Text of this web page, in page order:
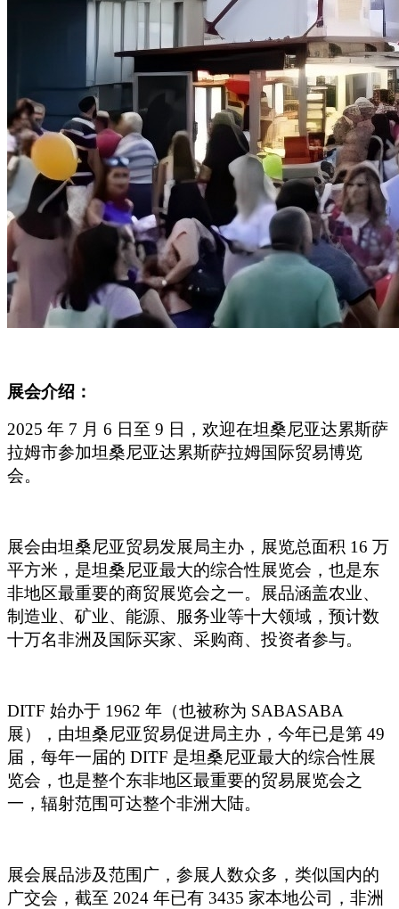
展会介绍：
2025 年 7 月 6 日至 9 日，欢迎在坦桑尼亚达累斯萨
拉姆市参加坦桑尼亚达累斯萨拉姆国际贸易博览
会。
展会由坦桑尼亚贸易发展局主办，展览总面积 16 万
平方米，是坦桑尼亚最大的综合性展览会，也是东
非地区最重要的商贸展览会之一。展品涵盖农业、
制造业、矿业、能源、服务业等十大领域，预计数
十万名非洲及国际买家、采购商、投资者参与。
DITF 始办于 1962 年（也被称为 SABASABA
展），由坦桑尼亚贸易促进局主办，今年已是第 49
届，每年一届的 DITF 是坦桑尼亚最大的综合性展
览会，也是整个东非地区最重要的贸易展览会之
一，辐射范围可达整个非洲大陆。
展会展品涉及范围广，参展人数众多，类似国内的
广交会，截至 2024 年已有 3435 家本地公司，非洲